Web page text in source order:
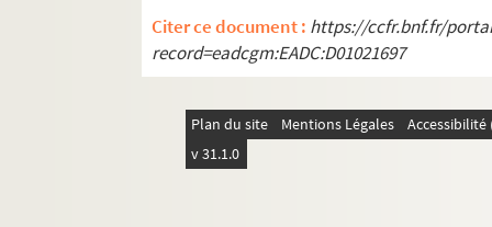
Citer ce document : https://ccfr.bnf.fr/
record=eadcgm:EADC:D01021697
Plan du site Mentions Légales
v 31.1.0